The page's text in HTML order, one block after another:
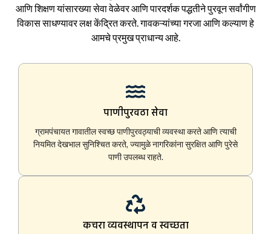
आणि शिक्षण यांसारख्या सेवा वेळेवर आणि पारदर्शक पद्धतीने पुरवून सर्वांगीण
विकास साधण्यावर लक्ष केंद्रित करते. गावकऱ्यांच्या गरजा आणि कल्याण हे
आमचे प्रमुख प्राधान्य आहे.
पाणीपुरवठा सेवा
ग्रामपंचायत गावातील स्वच्छ पाणीपुरवठ्याची व्यवस्था करते आणि त्याची
नियमित देखभाल सुनिश्चित करते, ज्यामुळे नागरिकांना सुरक्षित आणि पुरेसे
पाणी उपलब्ध राहते.
कचरा व्यवस्थापन व स्वच्छता